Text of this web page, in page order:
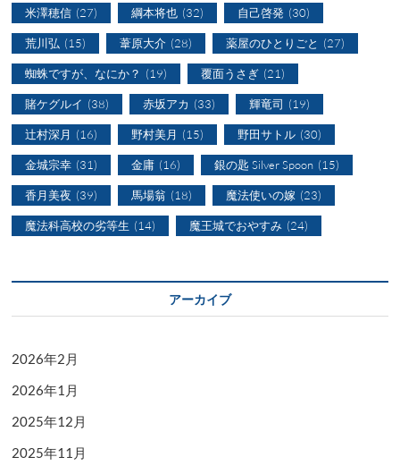
米澤穂信 (27) 綱本将也 (32) 自己啓発 (30)
荒川弘 (15) 葦原大介 (28) 薬屋のひとりごと (27)
蜘蛛ですが、なにか？ (19) 覆面うさぎ (21)
賭ケグルイ (38) 赤坂アカ (33) 輝竜司 (19)
辻村深月 (16) 野村美月 (15) 野田サトル (30)
金城宗幸 (31) 金庸 (16) 銀の匙 Silver Spoon (15)
香月美夜 (39) 馬場翁 (18) 魔法使いの嫁 (23)
魔法科高校の劣等生 (14) 魔王城でおやすみ (24)
アーカイブ
2026年2月
2026年1月
2025年12月
2025年11月